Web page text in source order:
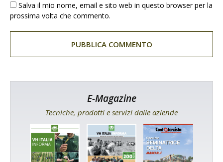
Salva il mio nome, email e sito web in questo browser per la
prossima volta che commento.
E-Magazine
Tecniche, prodotti e servizi dalle aziende